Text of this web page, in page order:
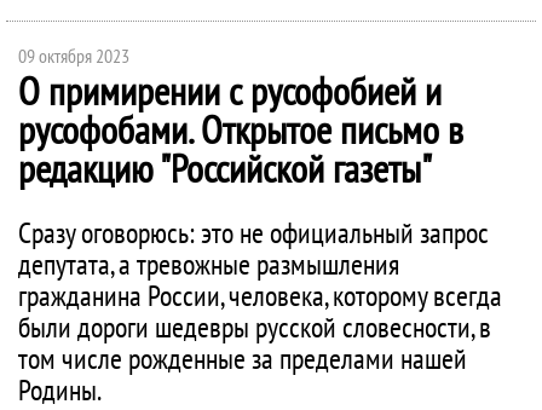
09 октября 2023
О примирении с русофобией и
русофобами. Открытое письмо в
редакцию "Российской газеты"
Сразу оговорюсь: это не официальный запрос
депутата, а тревожные размышления
гражданина России, человека, которому всегда
были дороги шедевры русской словесности, в
том числе рожденные за пределами нашей
Родины.